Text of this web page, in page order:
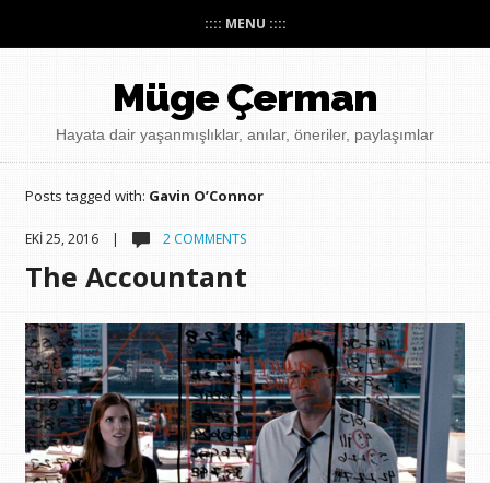
:::: MENU ::::
Müge Çerman
Hayata dair yaşanmışlıklar, anılar, öneriler, paylaşımlar
Posts tagged with: Gavin O’Connor
EKI 25, 2016 | 2 COMMENTS
The Accountant